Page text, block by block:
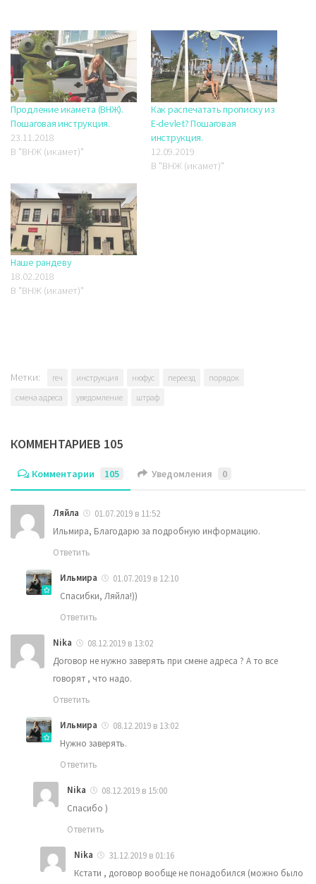
Продление икамета (ВНЖ).
Пошаговая инструкция.
23.11.2018
В "ВНЖ (икамет)"
Как распечатать прописку из
E-devlet? Пошаговая
инструкция.
12.09.2019
В "ВНЖ (икамет)"
Наше рандеву
18.02.2018
В "ВНЖ (икамет)"
Метки: геч инструкция нюфус переезд
порядок
смена адреса
уведомление штраф
КОММЕНТАРИЕВ 105
Комментарии 105 Уведомления 0
Ляйла
01.07.2019 в 11:52
Ильмира, Благодарю за подробную информацию.
Ответить
Ильмира
01.07.2019 в 12:10
Спасибки, Ляйла!))
Ответить
Nika
08.12.2019 в 13:02
Договор не нужно заверять при смене адреса ? А то все
говорят , что надо.
Ответить
Ильмира
08.12.2019 в 13:02
Нужно заверять.
Ответить
Nika
08.12.2019 в 15:00
Спасибо )
Ответить
Nika
31.12.2019 в 01:16
Кстати , договор вообще не понадобился (можно было